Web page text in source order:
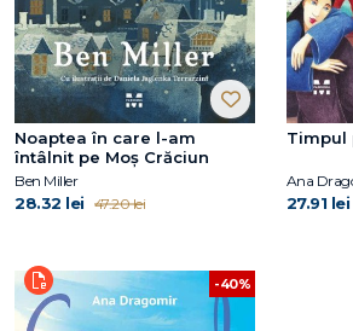
Noaptea în care l-am
întâlnit pe Moș Crăciun
Ben Miller
28.32 lei 47.20 lei
Timpul
Ana
27.91 lei
-40%